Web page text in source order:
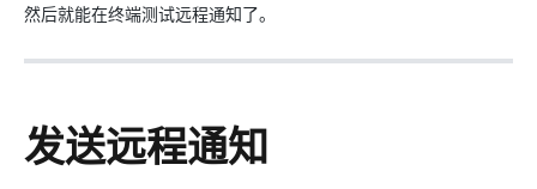
然后就能在终端测试远程通知了。
发送远程通知